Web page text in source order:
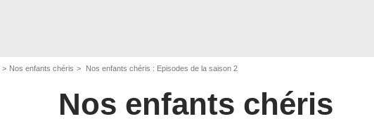
Nos enfants chéris Nos enfants chéris : Episodes de la saison 2
Nos enfants chéris